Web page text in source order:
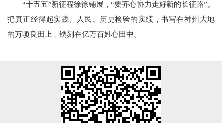
“十五五”新征程徐徐铺展，“要齐心协力走好新的长征路”。
把真正经得起实践、人民、历史检验的实绩，书写在神州大地
的万顷良田上，镌刻在亿万百姓心田中。